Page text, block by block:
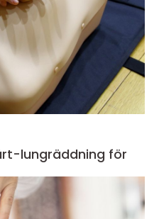
lungräddning för